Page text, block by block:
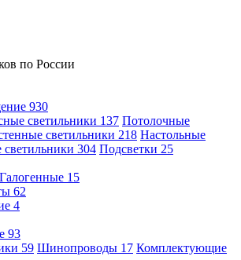
по России
930
светильники 137 Потолочные
светильники 218 Настольные
304 Подсветки 25
Галогенные 15
62
4
93
59 Шинопроводы 17 Комплектующие